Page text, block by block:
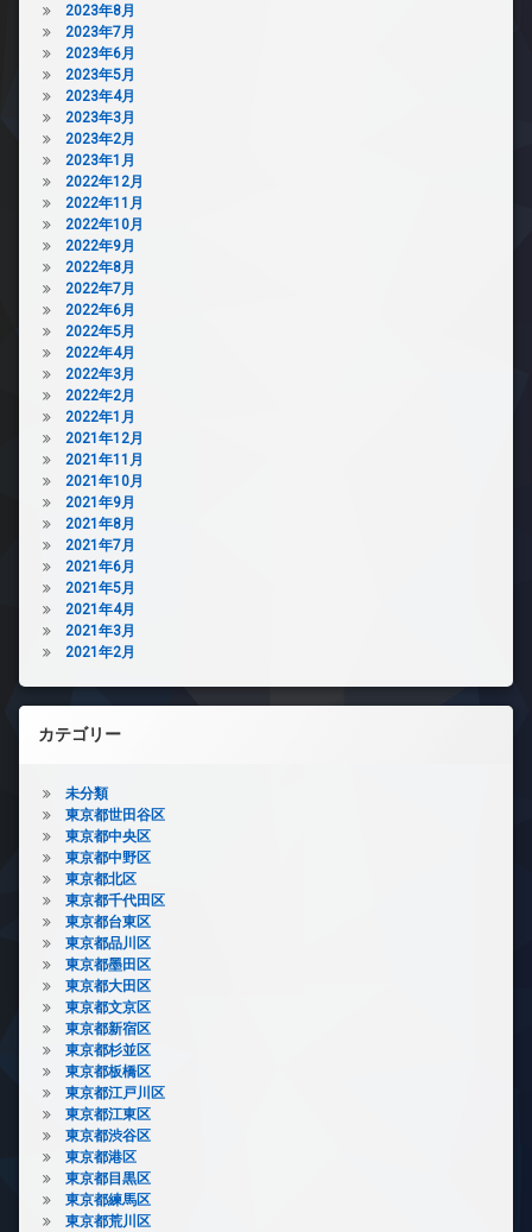
2023年8月
2023年7月
2023年6月
2023年5月
2023年4月
2023年3月
2023年2月
2023年1月
2022年12月
2022年11月
2022年10月
2022年9月
2022年8月
2022年7月
2022年6月
2022年5月
2022年4月
2022年3月
2022年2月
2022年1月
2021年12月
2021年11月
2021年10月
2021年9月
2021年8月
2021年7月
2021年6月
2021年5月
2021年4月
2021年3月
2021年2月
カテゴリー
未分類
東京都世田谷区
東京都中央区
東京都中野区
東京都北区
東京都千代田区
東京都台東区
東京都品川区
東京都墨田区
東京都大田区
東京都文京区
東京都新宿区
東京都杉並区
東京都板橋区
東京都江戸川区
東京都江東区
東京都渋谷区
東京都港区
東京都目黒区
東京都練馬区
東京都荒川区